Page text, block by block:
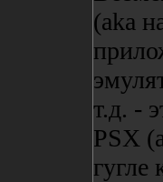
(aka
т.д. -
PSX
гугле